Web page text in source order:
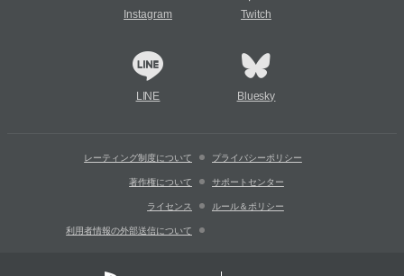
Instagram Twitch
LINE Bluesky
レーティング制度について プライバシーポリシー
著作権について サポートセンター
ライセンス ルール＆ポリシー
利用者情報の外部送信について